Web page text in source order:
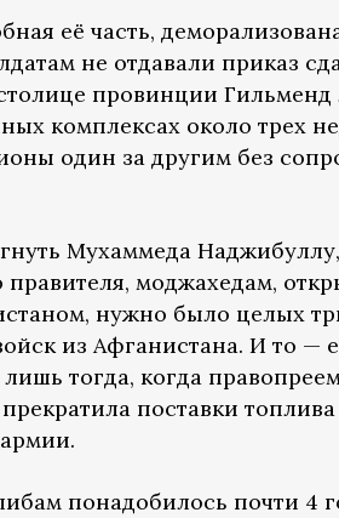
её часть,
не отдавали приказ
провинции Гильменд
комплексах около трех
один за другим без
Мухаммеда
правителя, моджахедам,
нужно было целых
из Афганистана. И то —
лишь тогда, когда
поставки
понадобилось почти 4